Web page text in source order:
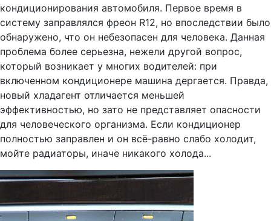
кондиционирования автомобиля. Первое время в
систему заправлялся фреон R12, но впоследствии было
обнаружено, что он небезопасен для человека. Данная
проблема более серьезна, нежели другой вопрос,
который возникает у многих водителей: при
включенном кондиционере машина дергается. Правда,
новый хладагент отличается меньшей
эффективностью, но зато не представляет опасности
для человеческого организма. Если кондиционер
полностью заправлен и он всё-равно слабо холодит,
мойте радиаторы, иначе никакого холода...